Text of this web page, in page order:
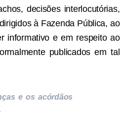
decisões interlocutórias,
à Fazenda Pública, ao
informativo e em respeito ao
publicados em tal
e os acórdãos